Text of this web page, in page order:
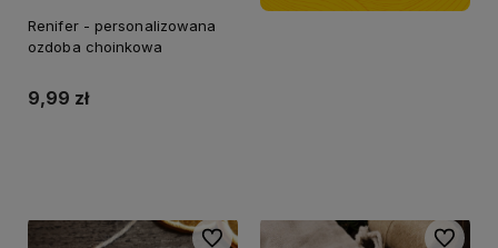
Renifer - personalizowana
ozdoba choinkowa
9,99 zł
Do ulubionych Do